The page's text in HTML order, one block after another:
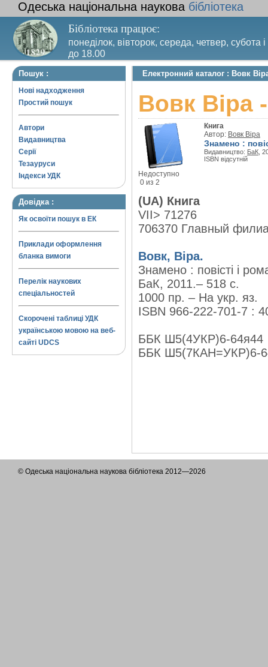
Одеська національна наукова бібліотека
Бібліотека працює:
понеділок, вівторок, середа, четвер, субота
до 18.00
Вихідний день – п’ятниця. Останній четвер
Пошук :
Нові надходження
Простий пошук
Автори
Видавництва
Серії
Тезауруси
Індекси УДК
Довідка :
Як освоїти пошук в ЕК
Приклади оформлення
бланка вимоги
Перелік наукових
спеціальностей
Скорочені таблиці УДК
українською мовою на веб-
сайті UDCS
Електронний каталог : Вовк
Вовк Віра
Недоступно
0 из 2
Книга
Автор: Вовк Віра
Знамено :
Видавництво: БаК ,
ISBN відсутній
(UA) Книга
VII> 71276
706370 Главный
Вовк, Віра.
Знамено : повісті і
БаК, 2011.– 518 с.
1000 пр. – На укр. яз.
ISBN 966-222-701-7 :
ББК Ш5(4УКР)6-64я44
ББК Ш5(7КАН=УКР)6-
© Одеська національна наукова бібліотека 2012—2026